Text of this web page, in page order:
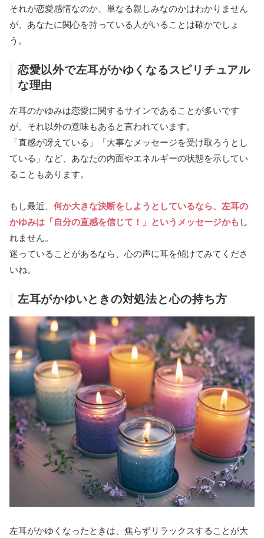
それが恋愛感情なのか、単なる親しみなのかはわかりません
が、あなたに関心を持っている人がいることは確かでしょ
う。
恋愛以外で左耳がかゆくなるスピリチュアル
な理由
左耳のかゆみは恋愛に関するサインであることが多いです
が、それ以外の意味もあると言われています。
「直感が冴えている」「大事なメッセージを受け取ろうとし
ている」など、あなたの内面やエネルギーの状態を示してい
ることもあります。
もし最近、 何か大きな決断をしようとしているなら、左耳の
かゆみは「自分の直感を信じて！」というメッセージかも し
れません。
迷っていることがあるなら、心の声に耳を傾けてみてくださ
いね。
左耳がかゆいときの対処法と心の持ち方
左耳がかゆくなったときは、焦らずリラックスすることが大